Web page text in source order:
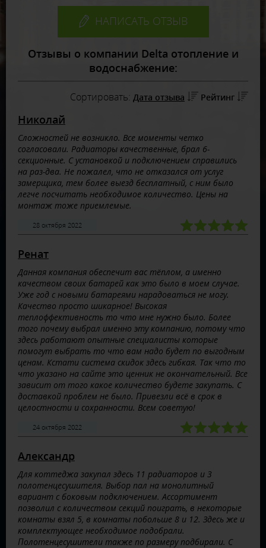
НАПИСАТЬ ОТЗЫВ
Отзывы о компании Delta отопление и
водоснабжение:
Сортировать: Дата отзыва Рейтинг
Николай
Сложностей не возникло. Все моменты четко
согласовали. Радиаторы качественные, брал 6-
секционные. С установкой и подключением справились
на раз-два. Не пожалел, что не отказался от услуг
замерщика, тем более выезд бесплатный, с ним было
легче посчитать необходимое количество. Цены на
монтаж тоже приемлемые.
28 октября 2022
Ренат
Данная компания обеспечит вас тёплом, а именно
качеством своих батарей как это было в моем случае.
Уже год с новыми батареями нарадоваться не могу.
Качество просто шикарное! Высокая
теплоффективность то что мне нужно было. Более
того почему выбрал именно эту компанию, потому что
здесь работают опытные специалисты которые
помогут выбрать то что вам надо будет по выгодным
ценам. Кстати система скидок здесь гибкая. Так что то
что указано на сайте это ценник не окончательный. Все
зависит от того какое количество будете закупать. С
доставкой проблем не было. Привезли всё в срок в
целостности и сохранности. Всем советую!
24 октября 2022
Александр
Для коттеджа закупал здесь 11 радиаторов и 3
полотенцесушителя. Выбор пал на монолитный
вариант с боковым подключением. Ассортимент
позволил с количеством секций поиграть, в некоторые
комнаты взял 5, в комнаты побольше 8 и 12. Здесь же и
комплектующее необходимое подобрали.
Полотенцесушители также по размеру подбирали. С